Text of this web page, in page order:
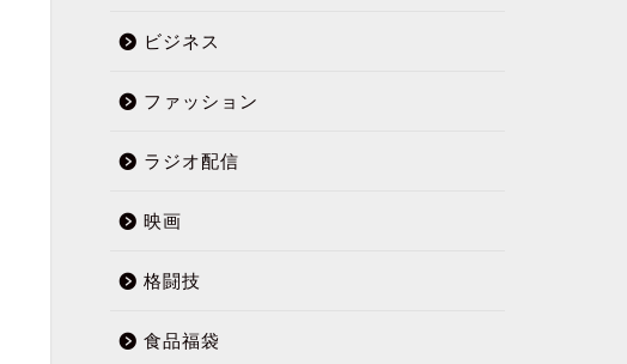
ビジネス
ファッション
ラジオ配信
映画
格闘技
食品福袋